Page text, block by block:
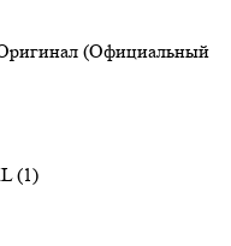
(Официальный
(1)